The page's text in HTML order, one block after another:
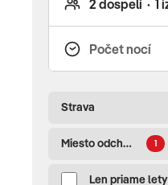
Strava
Miesto odchodu 1
Len priame lety